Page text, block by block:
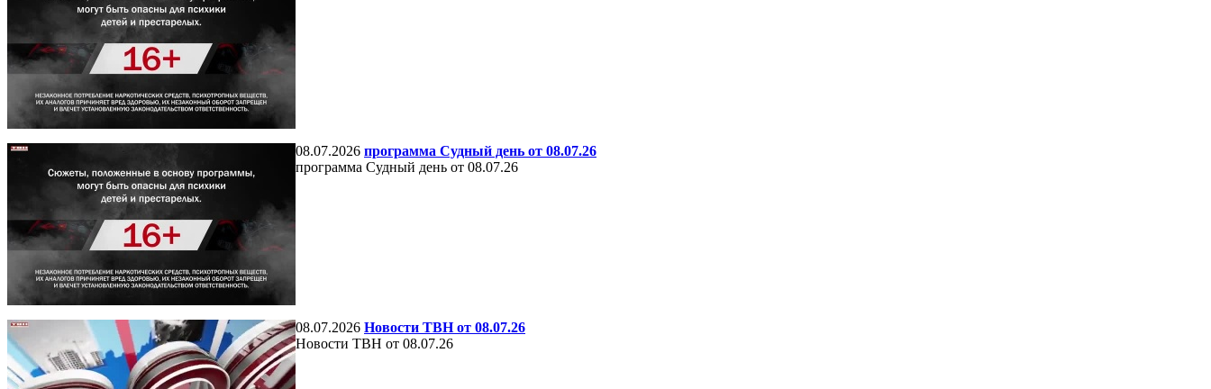
08.07.2026 программа Судный день от 08.07.26
программа Судный день от 08.07.26
08.07.2026 Новости ТВН от 08.07.26
Новости ТВН от 08.07.26